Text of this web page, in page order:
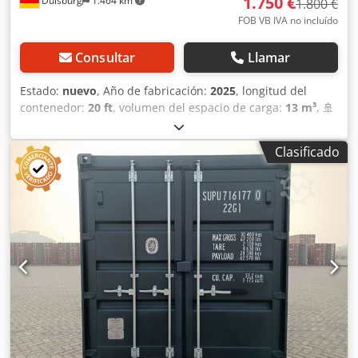
1.800 €
FOB VB IVA no incluído
Consultar Llamar
Estado: nuevo, Año de fabricación: 2025, longitud del
contenedor: 20 ft, volumen del espacio de carga: 13 m³, 🚢
Contenedor de 20 pies para almacenamiento: ¡como nuevo
(fabricación 2025/2026), disponible de inmediato!
Contenedor marítimo de alta calidad en condiciones
prácticamente nuevas, ideal como espacio de
almacenamiento, taller, contenedor para obras o para el
transporte profesional. Csdpog S Awpjfx Akksrf ⭐ Sus
ventajas de un vistazo: 🆕 Fabricación 2025/2026: como
nuevo. 💪 Estructura de acero muy robusta (2 mm de
grosor de pared). 🌧️ Resistente al viento y al agua. 🔐
Cierre seguro con pestillo de puerta de 4 puntos. 🚚 Con
placa CSC: transportable a nivel mundial. 🌬️ Con
ventilación para evitar la humedad. 🪵 Suelo de madera de
alta calidad. 🛠️ Bolsillos para carretillas elevadoras en el
suelo. 📏 Dimensiones y datos técnicos: 📐 Dimensiones
Clasificado